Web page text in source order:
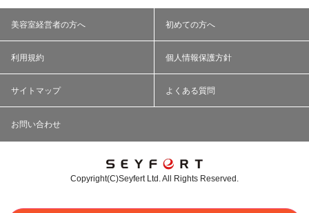
美容室経営者の方へ 初めての方へ
利用規約 個人情報保護方針
サイトマップ よくある質問
お問い合わせ
Copyright(C)Seyfert Ltd. All Rights Reserved.